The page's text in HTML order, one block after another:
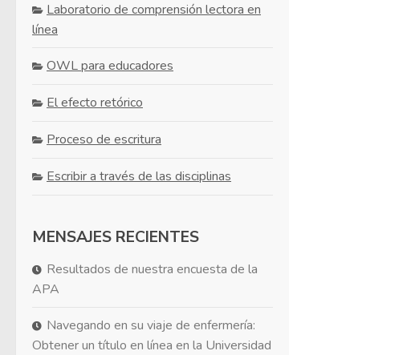
Laboratorio de comprensión lectora en
línea
OWL para educadores
El efecto retórico
Proceso de escritura
Escribir a través de las disciplinas
MENSAJES RECIENTES
Resultados de nuestra encuesta de la
APA
Navegando en su viaje de enfermería:
Obtener un título en línea en la Universidad